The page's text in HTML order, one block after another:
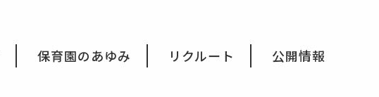
保育園のあゆみ リクルート 公開情報